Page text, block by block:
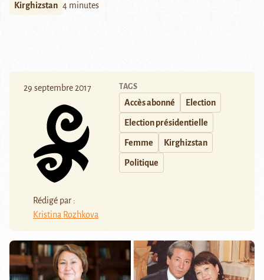
Kirghizstan 4 minutes
29 septembre 2017
Rédigé par :
Kristina Rozhkova
TAGS
Accès abonné Election
Election présidentielle
Femme Kirghizstan
Politique